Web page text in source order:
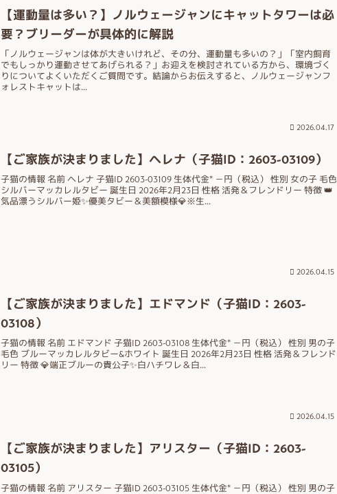
【運動量は多い？】ノルウェージャンにキャットタワーは必
要？ブリーダーが具体的に解説
「ノルウェージャンは体が大きいけれど、その分、運動量も多いの？」「室内飼育
でもしっかり運動させてあげられる？」お迎えを検討されている方から、環境づく
りについてよくいただくご質問です。結論からお伝えすると、ノルウェージャンフ
ォレストキャットは...
2026.04.17
【ご家族が決まりました】ヘレナ（子猫ID：2603-03109）
子猫の情報 名前 ヘレナ 子猫ID 2603-03109 生体代金* －円（税込） 性別 女の子 毛色
シルバーマッカレルタビー 誕生日 2026年2月23日 性格 活発＆フレンドリー 特徴 👑
気品漂うシルバー姫✨優美タビー＆美額模様💎※生...
2026.04.15
【ご家族が決まりました】エドマンド（子猫ID：2603-
03108）
子猫の情報 名前 エドマンド 子猫ID 2603-03108 生体代金* －円（税込） 性別 男の子
毛色 ブルーマッカレルタビー&ホワイト 誕生日 2026年2月23日 性格 活発＆フレンド
リー 特徴 💎端正ブルーの貴公子✨白ハチワレ＆白...
2026.04.15
【ご家族が決まりました】アリスター（子猫ID：2603-
03105）
子猫の情報 名前 アリスター 子猫ID 2603-03105 生体代金* －円（税込） 性別 男の子